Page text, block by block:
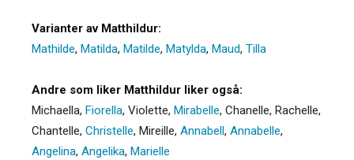
Varianter av Matthildur:
Mathilde, Matilda, Matilde, Matylda, Maud, Tilla
Andre som liker Matthildur liker også:
Michaella, Fiorella, Violette, Mirabelle, Chanelle, Rachelle,
Chantelle, Christelle, Mireille, Annabell, Annabelle,
Angelina, Angelika, Marielle